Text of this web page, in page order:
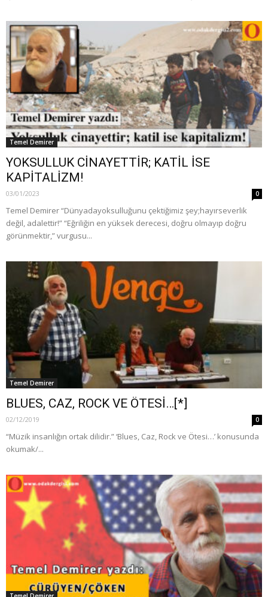
Temel Demirer
YOKSULLUK CİNAYETTİR; KATİL İSE
KAPİTALİZM!
03/01/2023 0
Temel Demirer “Dünyadayoksulluğunu çektiğimiz şey;hayırseverlik
değil, adalettir!” “Eğriliğin en yüksek derecesi, doğru olmayıp doğru
görünmektir,” vurgusu...
Temel Demirer
BLUES, CAZ, ROCK VE ÖTESİ…[*]
02/12/2019 0
“Müzik insanlığın ortak dilidir.” ‘Blues, Caz, Rock ve Ötesi…’ konusunda
okumak/...